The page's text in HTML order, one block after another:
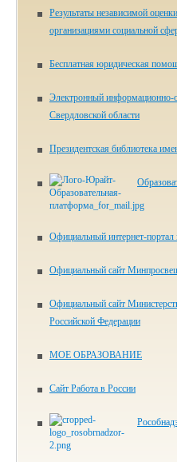
Результаты независимой
организациями социальной
Бесплатная юридическая
Электронный информационно-
Свердловской области
Президентская библиотека
Официальный интернет-
Официальный сайт
Официальный сайт
Российской Федерации
МОЕ ОБРАЗОВАНИЕ
Сайт Работа в России